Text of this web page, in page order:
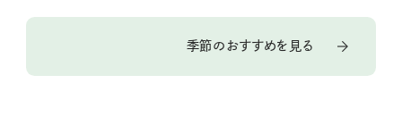
季節のおすすめを見る